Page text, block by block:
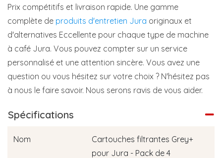
Prix compétitifs et livraison rapide. Une gamme
complète de produits d'entretien Jura originaux et
d'alternatives Eccellente pour chaque type de machine
à café Jura. Vous pouvez compter sur un service
personnalisé et une attention sincère. Vous avez une
question ou vous hésitez sur votre choix ? N'hésitez pas
à nous le faire savoir. Nous serons ravis de vous aider.
Spécifications
Nom
Cartouches filtrantes Grey+
pour Jura - Pack de 4